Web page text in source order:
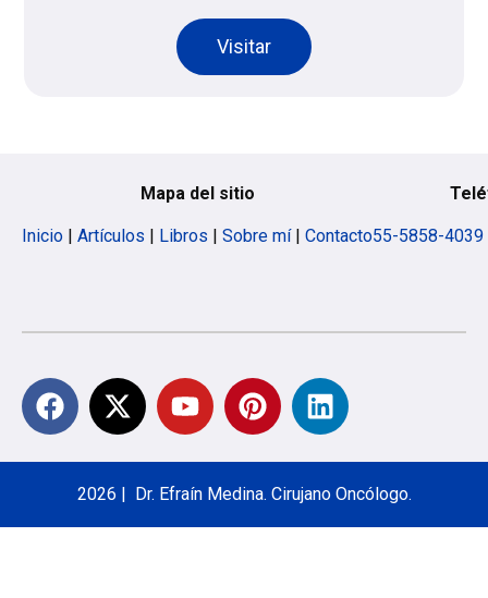
Visitar
Mapa del sitio
Inicio | Artículos | Libros | Sobre mí| Contacto55-5858-4039
2026 | Dr. Efraín Medina. Cirujano Oncólogo.